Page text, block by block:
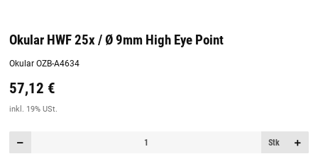
Okular HWF 25x / Ø 9mm High Eye Point
Okular OZB-A4634
Preis:19,44 €
57,12 €
inkl. 19% USt.
Stk